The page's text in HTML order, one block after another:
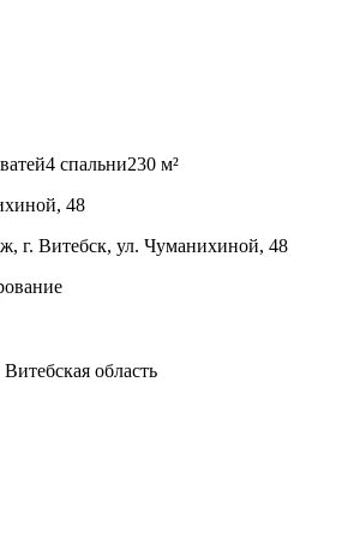
4 спальни230 м²
48
г. Витебск, ул. Чуманихиной, 48
область